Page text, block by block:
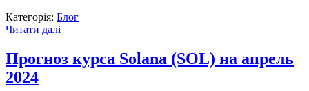
Категорія: Блог
Читати далі
Прогноз курса Solana (SOL) на апрель
2024